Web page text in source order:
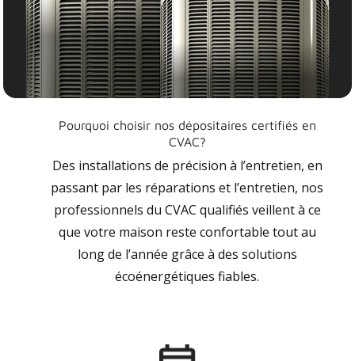
Pourquoi choisir nos dépositaires certifiés en
CVAC?
Des installations de précision à l’entretien, en
passant par les réparations et l’entretien, nos
professionnels du CVAC qualifiés veillent à ce
que votre maison reste confortable tout au
long de l’année grâce à des solutions
écoénergétiques fiables.